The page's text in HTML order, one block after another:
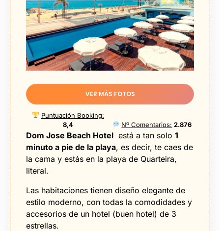
VER MÁS FOTOS
Puntuación Booking:
8,4
Nº Comentarios: 2.876
Dom Jose Beach Hotel está a tan solo 1
minuto a pie de la playa, es decir, te caes de
la cama y estás en la playa de Quarteira,
literal.
Las habitaciones tienen diseño elegante de
estilo moderno, con todas la comodidades y
accesorios de un hotel (buen hotel) de 3
estrellas.